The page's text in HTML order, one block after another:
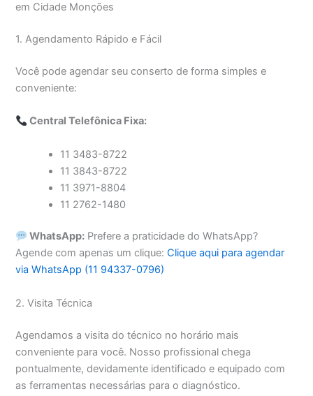
em Cidade Monções
1. Agendamento Rápido e Fácil
Você pode agendar seu conserto de forma simples e
conveniente:
Central Telefônica Fixa:
11 3483-8722
11 3843-8722
11 3971-8804
11 2762-1480
WhatsApp: Prefere a praticidade do WhatsApp?
Agende com apenas um clique:Clique aqui para agendar
via WhatsApp (11 94337-0796)
2. Visita Técnica
Agendamos a visita do técnico no horário mais
conveniente para você. Nosso profissional chega
pontualmente, devidamente identificado e equipado com
as ferramentas necessárias para o diagnóstico.